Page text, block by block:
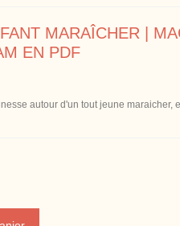
MARAÎCHER |
EN PDF
autour d'un tout jeune maraicher,